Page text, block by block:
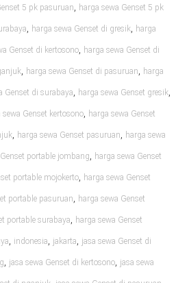
5 pk pasuruan, harga sewa Genset 5 pk
, harga sewa Genset di gresik, harga
Genset di kertosono, harga sewa Genset di
, harga sewa Genset di pasuruan, harga
Genset di surabaya, harga sewa Genset gresik,
sewa Genset kertosono, harga sewa Genset
, harga sewa Genset pasuruan, harga sewa
portable jombang, harga sewa Genset
portable mojokerto, harga sewa Genset
portable pasuruan, harga sewa Genset
portable surabaya, harga sewa Genset
, indonesia, jakarta, jasa sewa Genset di
, jasa sewa Genset di kertosono, jasa sewa